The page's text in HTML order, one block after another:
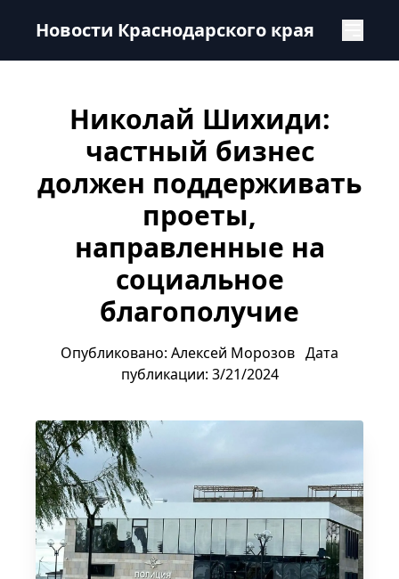
Новости Краснодарского края
Николай Шихиди:
частный бизнес
должен поддерживать
проеты,
направленные на
социальное
благополучие
Опубликовано: Алексей Морозов Дата
публикации: 3/21/2024